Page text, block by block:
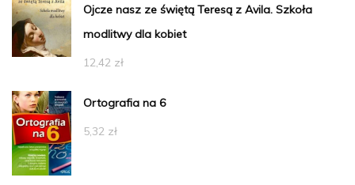
Ojcze nasz ze świętą Teresą z Avila. Szkoła
modlitwy dla kobiet
12,42 zł
Ortografia na 6
5,32 zł